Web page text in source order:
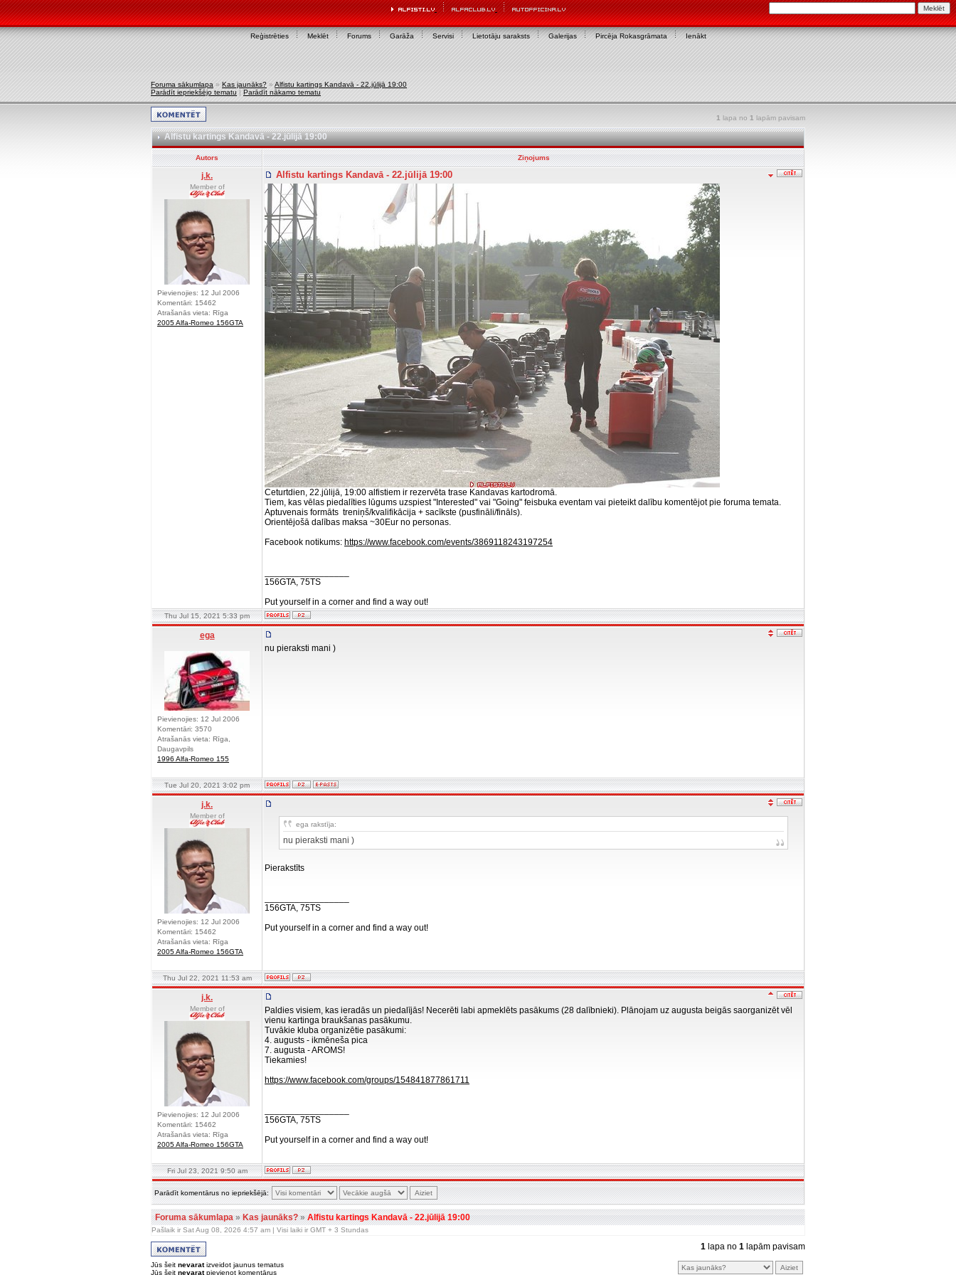
Reģistrēties Meklēt Forums Garāža Servisi Lietotāju saraksts Galerijas Pircēja Rokasgrāmata Ienākt
Foruma sākumlapa » Kas jaunāks? » Alfistu kartings Kandavā - 22.jūlijā 19:00
Parādīt iepriekšējo tematu | Parādīt nākamo tematu
1 lapa no 1 lapām pavisam
Alfistu kartings Kandavā - 22.jūlijā 19:00
Autors Ziņojums
j.k.
Member of
Pievienojies: 12 Jul 2006
Komentāri: 15462
Atrašanās vieta: Rīga
2005 Alfa-Romeo 156GTA
Alfistu kartings Kandavā - 22.jūlijā 19:00
Ceturtdien, 22.jūlijā, 19:00 alfistiem ir rezervēta trase Kandavas kartodromā.
Tiem, kas vēlas piedalīties lūgums uzspiest "Interested" vai "Going" feisbuka eventam vai pieteikt dalību komentējot pie foruma temata.
Aptuvenais formāts treniņš/kvalifikācija + sacīkste (pusfināli/fināls).
Orientējošā dalības maksa ~30Eur no personas.
Facebook notikums: https://www.facebook.com/events/3869118243197254
156GTA, 75TS
Put yourself in a corner and find a way out!
Thu Jul 15, 2021 5:33 pm
ega
Pievienojies: 12 Jul 2006
Komentāri: 3570
Atrašanās vieta: Rīga,
Daugavpils
1996 Alfa-Romeo 155
nu pieraksti mani )
Tue Jul 20, 2021 3:02 pm
j.k.
Member of
Pievienojies: 12 Jul 2006
Komentāri: 15462
Atrašanās vieta: Rīga
2005 Alfa-Romeo 156GTA
ega rakstīja:
nu pieraksti mani )
Pierakstīts
156GTA, 75TS
Put yourself in a corner and find a way out!
Thu Jul 22, 2021 11:53 am
j.k.
Member of
Pievienojies: 12 Jul 2006
Komentāri: 15462
Atrašanās vieta: Rīga
2005 Alfa-Romeo 156GTA
Paldies visiem, kas ieradās un piedalījās! Necerēti labi apmeklēts pasākums (28 dalībnieki). Plānojam uz augusta beigās saorganizēt vēl
vienu kartinga braukšanas pasākumu.
Tuvākie kluba organizētie pasākumi:
4. augusts - ikmēneša pica
7. augusta - AROMS!
Tiekamies!
https://www.facebook.com/groups/154841877861711
156GTA, 75TS
Put yourself in a corner and find a way out!
Fri Jul 23, 2021 9:50 am
Parādīt komentārus no iepriekšējā:
Foruma sākumlapa»Kas jaunāks?»Alfistu kartings Kandavā - 22.jūlijā 19:00
Pašlaik ir Sat Aug 08, 2026 4:57 am | Visi laiki ir GMT + 3 Stundas
1 lapa no 1 lapām pavisam
Jūs šeit nevaratizveidot jaunus tematus
Jūs šeit nevaratpievienot komentārus